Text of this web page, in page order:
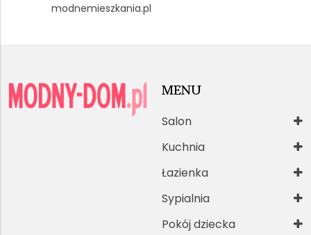
modnemieszkania.pl
MENU
Salon
Kuchnia
Łazienka
Sypialnia
Pokój dziecka